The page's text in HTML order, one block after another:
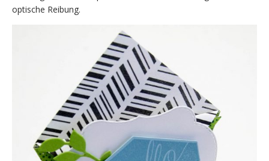
optische Reibung.